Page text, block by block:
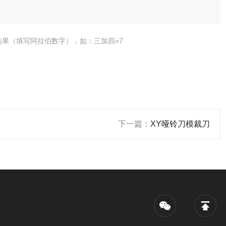
（填写阿拉伯数字），如：三加四=7
下一篇： XY哑铃刀模裁刀